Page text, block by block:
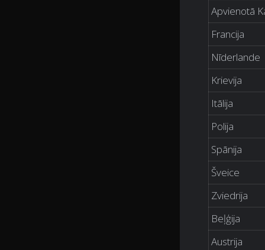
Apvienotā
Francija
Nīderlande
Krievija
Itālija
Polija
Spānija
Šveice
Zviedrija
Beļģija
Austrija